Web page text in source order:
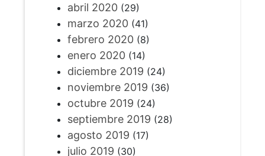
abril 2020(29)
marzo 2020(41)
febrero 2020(8)
enero 2020(14)
diciembre 2019 (24)
noviembre 2019 (36)
octubre 2019 (24)
septiembre 2019 (28)
agosto 2019 (17)
julio 2019 (30)